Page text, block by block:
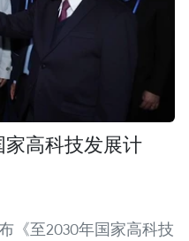
高科技发展计
《至2030年国家高科技